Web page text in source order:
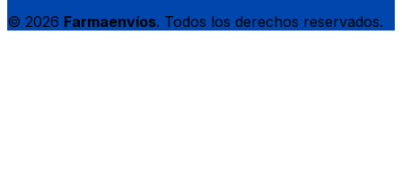
© 2026 Farmaenvíos. Todos los derechos reservados.